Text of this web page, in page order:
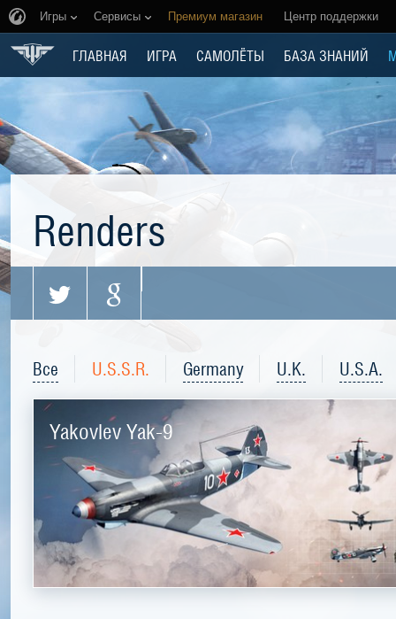
Игры Сервисы Премиум магазин Центр поддержки
ГЛАВНАЯ ИГРА САМОЛЁТЫ БАЗА ЗНАНИЙ
Renders
Все U.S.S.R. Germany U.K. U.S.A.
Yakovlev Yak-9